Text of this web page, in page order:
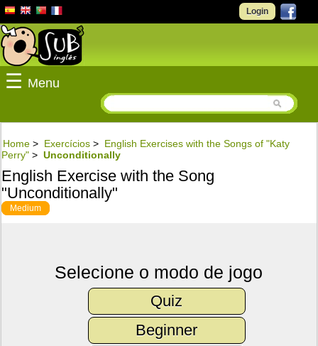
Login
☰ Menu
Home > Exercícios > English Exercises with the Songs of "Katy
Perry" > Unconditionally
English Exercise with the Song
"Unconditionally"
Medium
Selecione o modo de jogo
Quiz
Beginner